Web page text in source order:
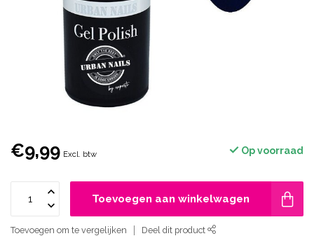
€9,99 Excl. btw Op voorraad
Toevoegen aan winkelwagen
Toevoegen om te vergelijken Deel dit product